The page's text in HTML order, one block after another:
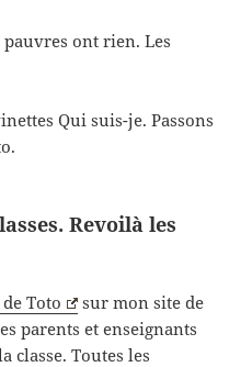
ont rien. Les
Qui suis-je. Passons
Revoilà les
Toto
sur mon site de
parents et enseignants
classe. Toutes les